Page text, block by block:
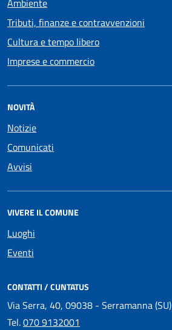
Ambiente
Tributi, finanze e contravvenzioni
Cultura e tempo libero
Imprese e commercio
NOVITÀ
Notizie
Comunicati
Avvisi
VIVERE IL COMUNE
Luoghi
Eventi
CONTATTI / CUNTATUS
Via Serra, 40, 09038 - Serramanna (SU)
Tel.070 9132001